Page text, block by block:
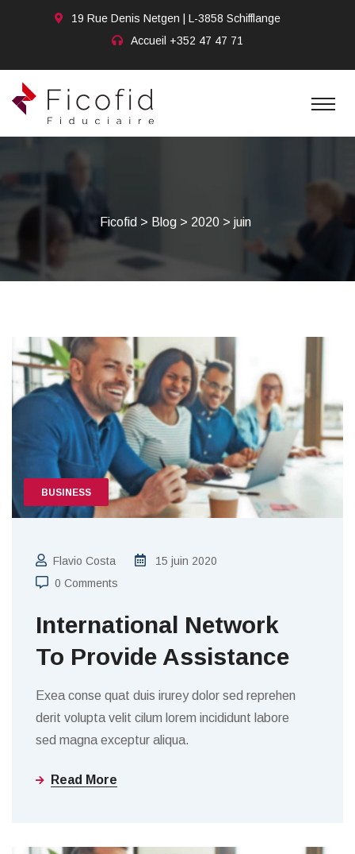
19 Rue Denis Netgen | L-3858 Schifflange
Accueil +352 47 47 71
Ficofid > Blog > 2020 > juin
BUSINESS
Flavio Costa
15 juin 2020
0 Comments
International Network
To Provide Assistance
Exea conse quat duis irurey dolor sed reprehen
derit volupta velit cilum lorem incididunt labore
sed magna exceptur aliqua.
Read More